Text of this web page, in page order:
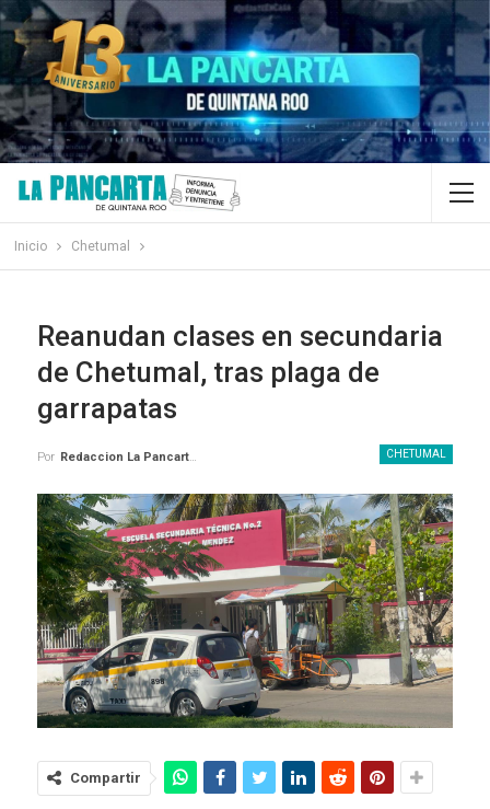
Inicio Chetumal
Reanudan clases en secundaria
de Chetumal, tras plaga de
garrapatas
CHETUMAL
Por Redaccion La Pancarta De Quintana Roo
Compartir